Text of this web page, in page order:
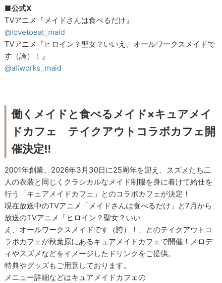
■公式X
TVアニメ『メイドさんは食べるだけ』
@lovetoeat_maid
TVアニメ『ヒロイン？聖女？いいえ、オールワークスメイドで
す（誇）！』
@allworks_maid
働くメイドと食べるメイド×キュアメイ
ドカフェ テイクアウトコラボカフェ開
催決定!!
2001年創業、2026年3月30日に25周年を迎え、スズメたち二
人の衣装と同じくクラシカルなメイド制服を身に着けて給仕を
行う「キュアメイドカフェ」とのコラボカフェが決定！
現在放送中のTVアニメ「メイドさんは食べるだけ」と7月から
放送のTVアニメ「ヒロイン？聖女？いい
え、オールワークスメイドです（誇）！」とのテイクアウトコ
ラボカフェが秋葉原にあるキュアメイドカフェで開催！メロデ
ィやスズメなどをイメージしたドリンクをご提供。
特典やグッズもご用意しております。
メニュー詳細などはキュアメイドカフェの